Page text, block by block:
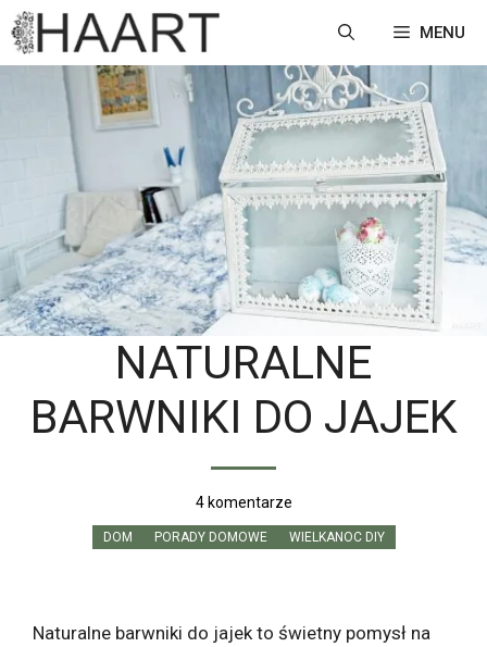
Przejdź
do
treści
MENU
NATURALNE
BARWNIKI DO JAJEK
4 komentarze
DOM PORADY DOMOWE WIELKANOC DIY
Naturalne barwniki do jajek to świetny pomysł na